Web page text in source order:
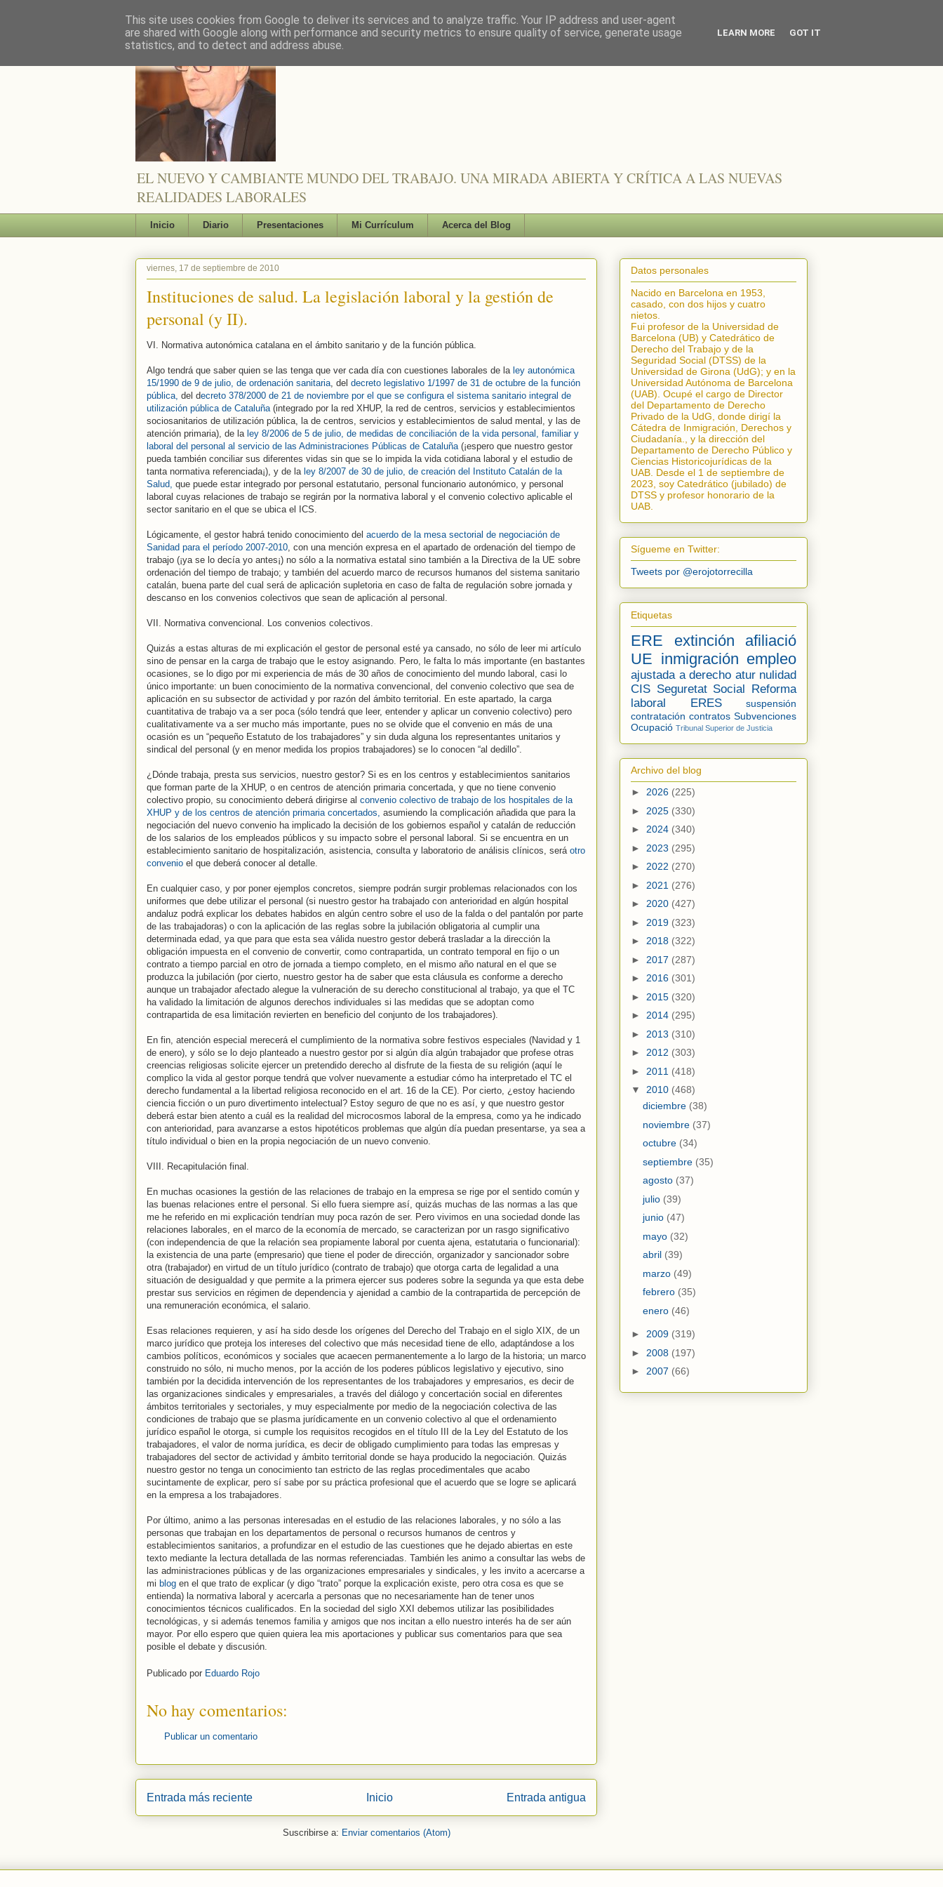
EL NUEVO Y CAMBIANTE MUNDO DEL TRABAJO. UNA MIRADA ABIERTA Y CRÍTICA A LAS NUEVAS
REALIDADES LABORALES
Inicio Diario Presentaciones Mi Currículum Acerca del Blog
viernes, 17 de septiembre de 2010
Instituciones de salud. La legislación laboral y la gestión de
personal (y II).
VI. Normativa autonómica catalana en el ámbito sanitario y de la función pública.
Algo tendrá que saber quien se las tenga que ver cada día con cuestiones laborales de la ley autonómica
15/1990 de 9 de julio, de ordenación sanitaria , del decreto legislativo 1/1997 de 31 de octubre de la función
pública, del decreto 378/2000 de 21 de noviembre por el que se configura el sistema sanitario integral de
utilización pública de Cataluña (integrado por la red XHUP, la red de centros, servicios y establecimientos
sociosanitarios de utilización pública, la de centros, servicios y establecimientos de salud mental, y las de
atención primaria), de la ley 8/2006 de 5 de julio, de medidas de conciliación de la vida personal, familiar y
laboral del personal al servicio de las Administraciones Públicas de Cataluña (¡espero que nuestro gestor
pueda también conciliar sus diferentes vidas sin que se lo impida la vida cotidiana laboral y el estudio de
tanta normativa referenciada¡), y de la ley 8/2007 de 30 de julio, de creación del Instituto Catalán de la
Salud, que puede estar integrado por personal estatutario, personal funcionario autonómico, y personal
laboral cuyas relaciones de trabajo se regirán por la normativa laboral y el convenio colectivo aplicable el
sector sanitario en el que se ubica el ICS.
Lógicamente, el gestor habrá tenido conocimiento del acuerdo de la mesa sectorial de negociación de
Sanidad para el período 2007-2010 , con una mención expresa en el apartado de ordenación del tiempo de
trabajo (¡ya se lo decía yo antes¡) no sólo a la normativa estatal sino también a la Directiva de la UE sobre
ordenación del tiempo de trabajo; y también del acuerdo marco de recursos humanos del sistema sanitario
catalán, buena parte del cual será de aplicación supletoria en caso de falta de regulación sobre jornada y
descanso en los convenios colectivos que sean de aplicación al personal.
VII. Normativa convencional. Los convenios colectivos.
Quizás a estas alturas de mi explicación el gestor de personal esté ya cansado, no sólo de leer mi artículo
sino de pensar en la carga de trabajo que le estoy asignando. Pero, le falta lo más importante (en bastantes
ocasiones, se lo digo por mi experiencia de más de 30 años de conocimiento del mundo laboral, casi lo
único importante: un buen conocimiento de la normativa convencional, del convenio colectivo que sea de
aplicación en su subsector de actividad y por razón del ámbito territorial. En este apartado, la carga
cuantitativa de trabajo va a ser poca (sólo tendrá que leer, entender y aplicar un convenio colectivo) pero
cualitativamente va a ser mucho más importante, pues no se olvide que el convenio en más de una
ocasión es un “pequeño Estatuto de los trabajadores” y sin duda alguna los representantes unitarios y
sindical del personal (y en menor medida los propios trabajadores) se lo conocen “al dedillo”.
¿Dónde trabaja, presta sus servicios, nuestro gestor? Si es en los centros y establecimientos sanitarios
que forman parte de la XHUP, o en centros de atención primaria concertada, y que no tiene convenio
colectivo propio, su conocimiento deberá dirigirse al convenio colectivo de trabajo de los hospitales de la
XHUP y de los centros de atención primaria concertados, asumiendo la complicación añadida que para la
negociación del nuevo convenio ha implicado la decisión de los gobiernos español y catalán de reducción
de los salarios de los empleados públicos y su impacto sobre el personal laboral. Si se encuentra en un
establecimiento sanitario de hospitalización, asistencia, consulta y laboratorio de análisis clínicos, será otro
convenio el que deberá conocer al detalle.
En cualquier caso, y por poner ejemplos concretos, siempre podrán surgir problemas relacionados con los
uniformes que debe utilizar el personal (si nuestro gestor ha trabajado con anterioridad en algún hospital
andaluz podrá explicar los debates habidos en algún centro sobre el uso de la falda o del pantalón por parte
de las trabajadoras) o con la aplicación de las reglas sobre la jubilación obligatoria al cumplir una
determinada edad, ya que para que esta sea válida nuestro gestor deberá trasladar a la dirección la
obligación impuesta en el convenio de convertir, como contrapartida, un contrato temporal en fijo o un
contrato a tiempo parcial en otro de jornada a tiempo completo, en el mismo año natural en el que se
produzca la jubilación (por cierto, nuestro gestor ha de saber que esta cláusula es conforme a derecho
aunque un trabajador afectado alegue la vulneración de su derecho constitucional al trabajo, ya que el TC
ha validado la limitación de algunos derechos individuales si las medidas que se adoptan como
contrapartida de esa limitación revierten en beneficio del conjunto de los trabajadores).
En fin, atención especial merecerá el cumplimiento de la normativa sobre festivos especiales (Navidad y 1
de enero), y sólo se lo dejo planteado a nuestro gestor por si algún día algún trabajador que profese otras
creencias religiosas solicite ejercer un pretendido derecho al disfrute de la fiesta de su religión (aquí le
complico la vida al gestor porque tendrá que volver nuevamente a estudiar cómo ha interpretado el TC el
derecho fundamental a la libertad religiosa reconocido en el art. 16 de la CE). Por cierto, ¿estoy haciendo
ciencia ficción o un puro divertimento intelectual? Estoy seguro de que no es así, y que nuestro gestor
deberá estar bien atento a cuál es la realidad del microcosmos laboral de la empresa, como ya he indicado
con anterioridad, para avanzarse a estos hipotéticos problemas que algún día puedan presentarse, ya sea a
título individual o bien en la propia negociación de un nuevo convenio.
VIII. Recapitulación final.
En muchas ocasiones la gestión de las relaciones de trabajo en la empresa se rige por el sentido común y
las buenas relaciones entre el personal. Si ello fuera siempre así, quizás muchas de las normas a las que
me he referido en mi explicación tendrían muy poca razón de ser. Pero vivimos en una sociedad donde las
relaciones laborales, en el marco de la economía de mercado, se caracterizan por un rasgo significativo
(con independencia de que la relación sea propiamente laboral por cuenta ajena, estatutaria o funcionarial):
la existencia de una parte (empresario) que tiene el poder de dirección, organizador y sancionador sobre
otra (trabajador) en virtud de un título jurídico (contrato de trabajo) que otorga carta de legalidad a una
situación de desigualdad y que permite a la primera ejercer sus poderes sobre la segunda ya que esta debe
prestar sus servicios en régimen de dependencia y ajenidad a cambio de la contrapartida de percepción de
una remuneración económica, el salario.
Esas relaciones requieren, y así ha sido desde los orígenes del Derecho del Trabajo en el siglo XIX, de un
marco jurídico que proteja los intereses del colectivo que más necesidad tiene de ello, adaptándose a los
cambios políticos, económicos y sociales que acaecen permanentemente a lo largo de la historia; un marco
construido no sólo, ni mucho menos, por la acción de los poderes públicos legislativo y ejecutivo, sino
también por la decidida intervención de los representantes de los trabajadores y empresarios, es decir de
las organizaciones sindicales y empresariales, a través del diálogo y concertación social en diferentes
ámbitos territoriales y sectoriales, y muy especialmente por medio de la negociación colectiva de las
condiciones de trabajo que se plasma jurídicamente en un convenio colectivo al que el ordenamiento
jurídico español le otorga, si cumple los requisitos recogidos en el título III de la Ley del Estatuto de los
trabajadores, el valor de norma jurídica, es decir de obligado cumplimiento para todas las empresas y
trabajadores del sector de actividad y ámbito territorial donde se haya producido la negociación. Quizás
nuestro gestor no tenga un conocimiento tan estricto de las reglas procedimentales que acabo
sucintamente de explicar, pero sí sabe por su práctica profesional que el acuerdo que se logre se aplicará
en la empresa a los trabajadores.
Por último, animo a las personas interesadas en el estudio de las relaciones laborales, y no sólo a las
personas que trabajan en los departamentos de personal o recursos humanos de centros y
establecimientos sanitarios, a profundizar en el estudio de las cuestiones que he dejado abiertas en este
texto mediante la lectura detallada de las normas referenciadas. También les animo a consultar las webs de
las administraciones públicas y de las organizaciones empresariales y sindicales, y les invito a acercarse a
mi blog en el que trato de explicar (y digo “trato” porque la explicación existe, pero otra cosa es que se
entienda) la normativa laboral y acercarla a personas que no necesariamente han de tener unos
conocimientos técnicos cualificados. En la sociedad del siglo XXI debemos utilizar las posibilidades
tecnológicas, y si además tenemos familia y amigos que nos incitan a ello nuestro interés ha de ser aún
mayor. Por ello espero que quien quiera lea mis aportaciones y publicar sus comentarios para que sea
posible el debate y discusión.
Publicado por Eduardo Rojo
No hay comentarios:
Publicar un comentario
Entrada más reciente Entrada antigua
Inicio
Suscribirse a: Enviar comentarios (Atom)
Datos personales
Nacido en Barcelona en 1953,
casado, con dos hijos y cuatro
nietos.
Fui profesor de la Universidad de
Barcelona (UB) y Catedrático de
Derecho del Trabajo y de la
Seguridad Social (DTSS) de la
Universidad de Girona (UdG); y en la
Universidad Autónoma de Barcelona
(UAB). Ocupé el cargo de Director
del Departamento de Derecho
Privado de la UdG, donde dirigí la
Cátedra de Inmigración, Derechos y
Ciudadanía.
, y la dirección del
Departamento de Derecho Público y
Ciencias Historicojurídicas de la
UAB. Desde el 1 de septiembre de
2023, soy Catedrático (jubilado) de
DTSS y profesor honorario de la
UAB.
Sígueme en Twitter:
Tweets por @erojotorrecilla
Etiquetas
ERE extinción
afiliació
UE inmigración empleo
ajustada a derecho atur nulidad
CIS Seguretat Social Reforma
laboral
ERES
suspensión
contratación contratos Subvenciones
Ocupació Tribunal Superior de Justicia
Archivo del blog
► 2026 (225)
► 2025 (330)
► 2024 (340)
► 2023 (295)
► 2022 (270)
► 2021 (276)
► 2020 (427)
► 2019 (323)
► 2018 (322)
► 2017 (287)
► 2016 (301)
► 2015 (320)
► 2014 (295)
► 2013 (310)
► 2012 (303)
► 2011 (418)
▼ 2010 (468)
diciembre (38)
noviembre (37)
octubre (34)
septiembre (35)
agosto (37)
julio (39)
junio (47)
mayo (32)
abril (39)
marzo (49)
febrero (35)
enero (46)
► 2009 (319)
► 2008 (197)
► 2007 (66)
This site uses cookies from Google to deliver its services and to analyze traffic. Your IP address and user-agent
are shared with Google along with performance and security metrics to ensure quality of service, generate usage
statistics, and to detect and address abuse.
LEARN MORE GOT IT